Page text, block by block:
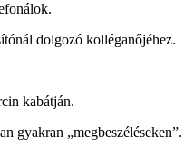
dolgozó kolléganőjéhez.
kabátján.
gyakran „megbeszéléseken”.